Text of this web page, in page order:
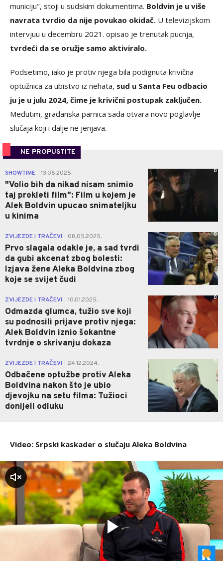
municiju", stoji u sudskim dokumentima. Boldvin je u više
navrata tvrdio da nije povukao okidač. U televizijskom
intervjuu u decembru 2021. opisao je trenutak pucnja,
tvrdeći da se oružje samo aktiviralo.
Podsetimo, iako je protiv njega bila podignuta krivična
optužnica za ubistvo iz nehata, sud u Santa Feu odbacio
ju je u julu 2024, čime je krivični postupak zaključen.
Međutim, građanska parnica sada otvara novo poglavlje
slučaja koji i dalje ne jenjava.
NE PROPUSTITE
SHOWTIME 13.05.2025.
"Volio bih da nikad nisam snimio
taj prokleti film": Film u kojem je
Alek Boldvin upucao snimateljku
u kinima
0
ZVIJEZDE I TRAČEVI 08.05.2025.
Prvo slagala odakle je, a sad tvrdi
da gubi akcenat zbog bolesti:
Izjava žene Aleka Boldvina zbog
koje se svijet čudi
0
ZVIJEZDE I TRAČEVI 10.01.2025.
Odmazda glumca, tužio sve koji
su podnosili prijave protiv njega:
Alek Boldvin iznio šokantne
tvrdnje o skrivanju dokaza
0
ZVIJEZDE I TRAČEVI 24.12.2024.
Odbačene optužbe protiv Aleka
Boldvina nakon što je ubio
djevojku na setu filma: Tužioci
donijeli odluku
0
Video: Srpski kaskader o slučaju Aleka Boldvina